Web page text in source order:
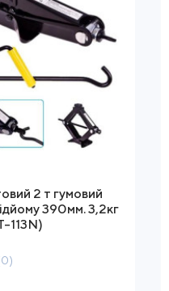
2 т гумовий
390мм. 3,2кг
113N)